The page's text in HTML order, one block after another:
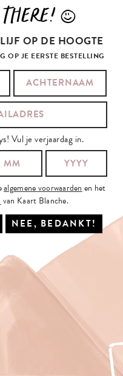
FLOWERS
€3.5
THOUSAND
€3.5
L
OP DE HOOGTE
OP JE EERSTE BESTELLING
Vul je verjaardag in.
algemene voorwaardenen het
van Kaart Blanche.